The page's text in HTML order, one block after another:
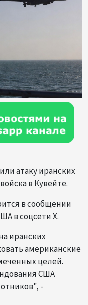
атаку иранских
в Кувейте.
в сообщении
в соцсети X.
иранских
американские
целей.
США
-